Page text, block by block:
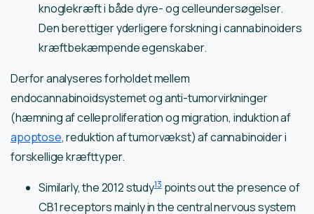
knoglekræft i både dyre- og celleundersøgelser.
Den berettiger yderligere forskning i cannabinoiders
kræftbekæmpende egenskaber.
Derfor analyseres forholdet mellem
endocannabinoidsystemet og anti-tumorvirkninger
(hæmning af celleproliferation og migration, induktion af
apoptose, reduktion af tumorvækst) af cannabinoider i
forskellige kræfttyper.
Similarly, the 2012 study13points out the presence of
CB1 receptors mainly in the central nervous system